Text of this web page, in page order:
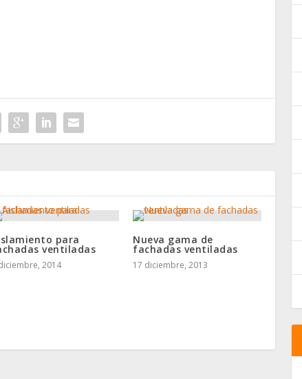
para
ventiladas
2014
Nueva gama de
fachadas ventiladas
17 diciembre, 2013